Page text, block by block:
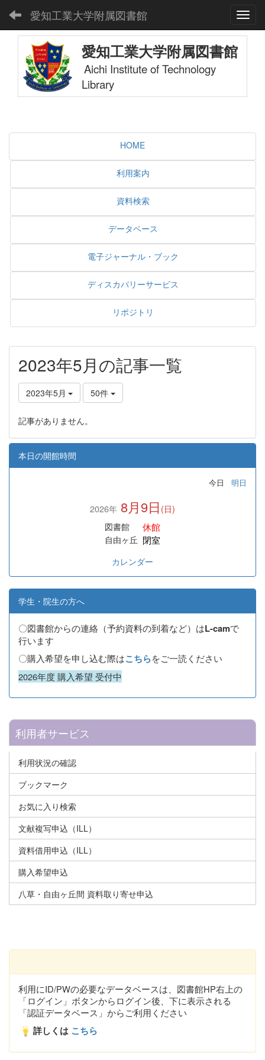
愛知工業大学附属図書館
愛知工業大学附属図書館
Aichi Institute of Technology
Library
HOME
利用案内
資料検索
データベース
電子ジャーナル・ブック
ディスカバリーサービス
リポジトリ
2023年5月の記事一覧
2023年5月 50件
記事がありません。
本日の開館時間
今日 明日
2026年 8月9日 (日)
図書館
休館
自由ヶ丘 閉室
カレンダー
学生・院生の方へ
〇図書館からの連絡（予約資料の到着など）はL-camで
行います
〇購入希望を申し込む際はこちらをご一読ください
2026年度 購入希望 受付中
利用者サービス
利用状況の確認
ブックマーク
お気に入り検索
文献複写申込（ILL）
資料借用申込（ILL）
購入希望申込
八草・自由ヶ丘間 資料取り寄せ申込
利用にID/PWの必要なデータベースは、図書館HP右上の
「ログイン」ボタンからログイン後、下に表示される
「認証データベース」からご利用ください
詳しくは こちら